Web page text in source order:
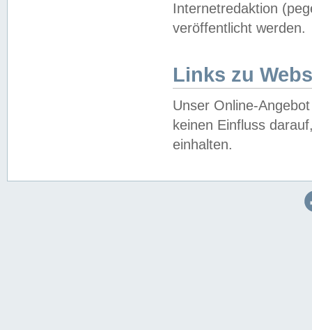
Internetredaktion
veröffentlicht werden.
Links zu
Unser Online-
keinen Einfluss
einhalten.